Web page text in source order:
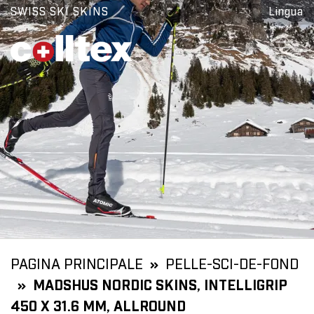
SWISS SKI SKINS Lingua
PAGINA PRINCIPALE
PELLE-SCI-DE-FOND
MADSHUS NORDIC SKINS, INTELLIGRIP
450 X 31.6 MM, ALLROUND